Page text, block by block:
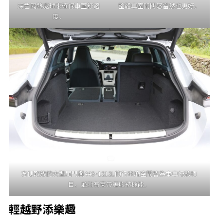
深色隔熱處理來確保車室舒適
度。
整體車室開闊感當然也更好。
方便取放的大型尾門與446~1212L的行李廂空間皆為本車優勢項
目，並附有束帶等收納機能。
輕越野添樂趣